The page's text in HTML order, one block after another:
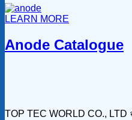
LEARN MORE
Anode Catalogue
TOP TEC WORLD CO.,